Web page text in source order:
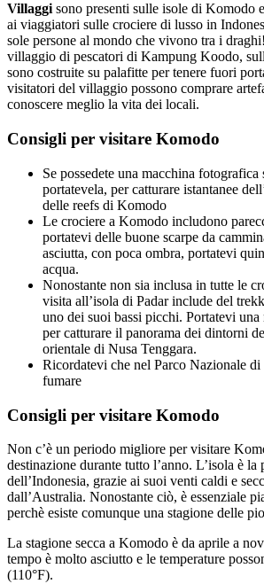
Villaggisono presenti sulle isole di Komodo
ai viaggiatori sulle crociere di lusso in
sole persone al mondo che vivono tra i
villaggio di pescatori di Kampung Koodo,
sono costruite su palafitte per tenere fuori
visitatori del villaggio possono comprare
conoscere meglio la vita dei locali.
Consigli per visitare Komodo
Se possedete una macchina fotografica
portatevela, per catturare istantanee
delle reefs di Komodo
Le crociere a Komodo includono
portatevi delle buone scarpe da
asciutta, con poca ombra, portatevi
acqua.
Nonostante non sia inclusa in tutte le
visita all’isola di Padar include del
uno dei suoi bassi picchi. Portatevi
per catturare il panorama dei dintorni
orientale di Nusa Tenggara.
Ricordatevi che nel Parco Nazionale
fumare
Consigli per visitare Komodo
Non c’è un periodo migliore per visitare
destinazione durante tutto l’anno. L’isola è la
dell’Indonesia, grazie ai suoi venti caldi e
dall’Australia. Nonostante ciò, è essenziale
perchè esiste comunque una stagione delle
La stagione secca a Komodo è da aprile a
tempo è molto asciutto e le temperature
(110°F).